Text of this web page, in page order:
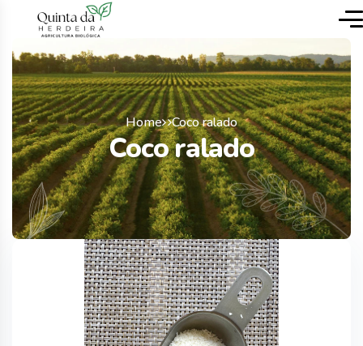
Home Coco ralado
Coco ralado